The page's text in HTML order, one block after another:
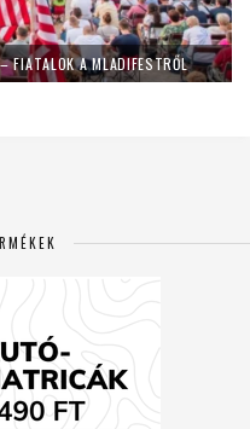
FIATALOK A MLADIFESTRŐL